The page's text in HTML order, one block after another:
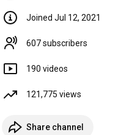
PLT - Thứ 7 đầy năng
352 views
Joined Jul 12, 2021
607 subscribers
190 videos
121,775 views
Share channel